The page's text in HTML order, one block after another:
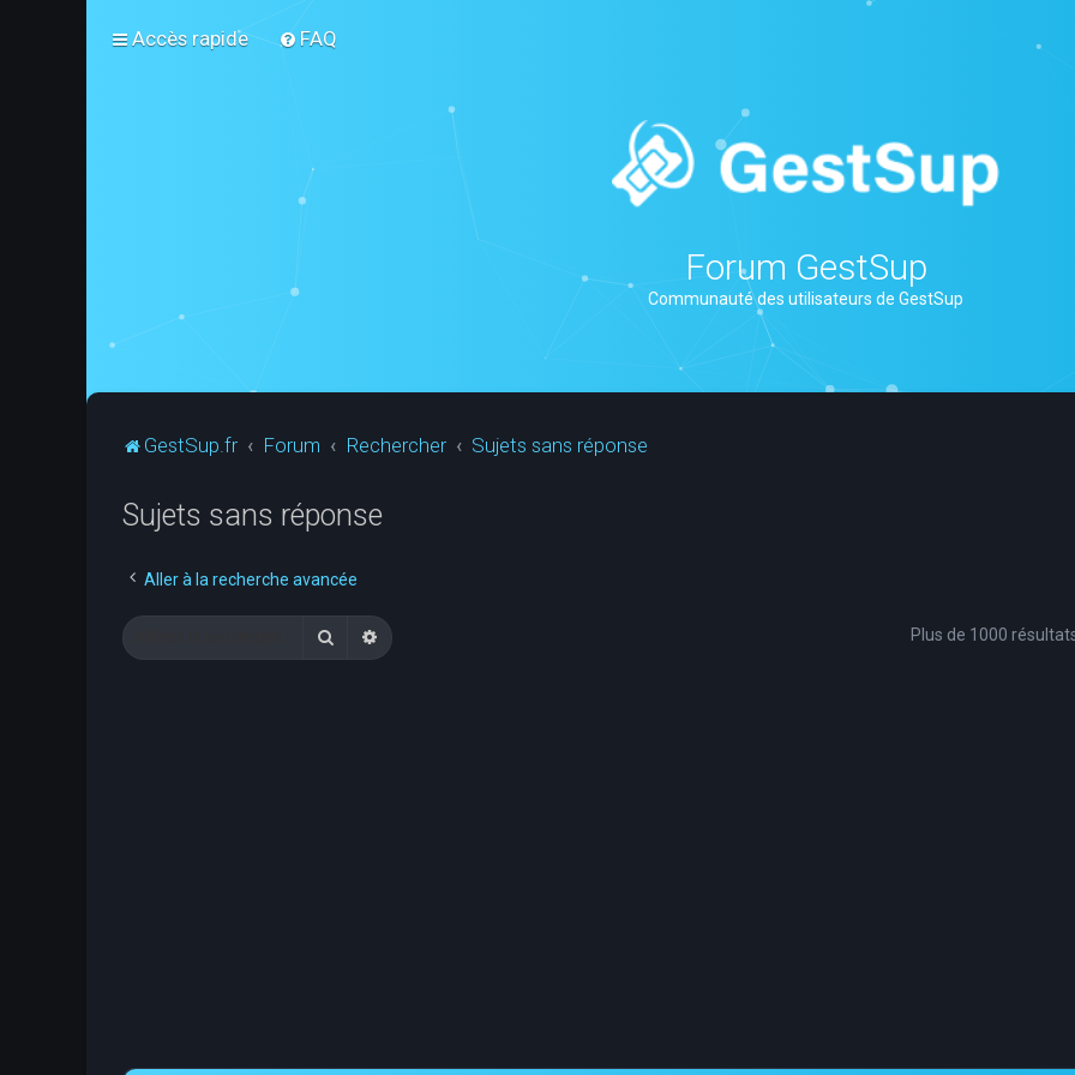
Accès rapide FAQ
Forum GestSup
Communauté des utilisateurs de GestSup
GestSup.fr Forum Rechercher Sujets sans réponse
Sujets sans réponse
Aller à la recherche avancée
RechercherRecherche avancée Plus de 1000